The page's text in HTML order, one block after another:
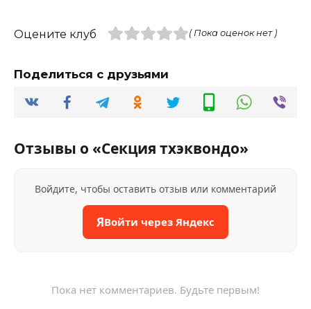
Оцените клуб ( Пока оценок нет )
Поделиться с друзьями
Отзывы о «Секция тхэквондо»
Войдите, чтобы оставить отзыв или комментарий
ЯВойти через Яндекс
Пока нет комментариев. Будьте первым!